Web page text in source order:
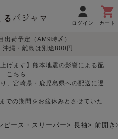
ログイン カート
パジャマ
別で
がす
・介護
胸が目立たない
デザインで
さがす
つくるパジャマとは
出荷予定（AM9時〆）
縄・離島は別途800円
げます】熊本地震の影響による配
こちら
、宮崎県・鹿児島県への配送に遅
での期間をお盆休みとさせていた
ピース・スリーパー 長袖 前開き